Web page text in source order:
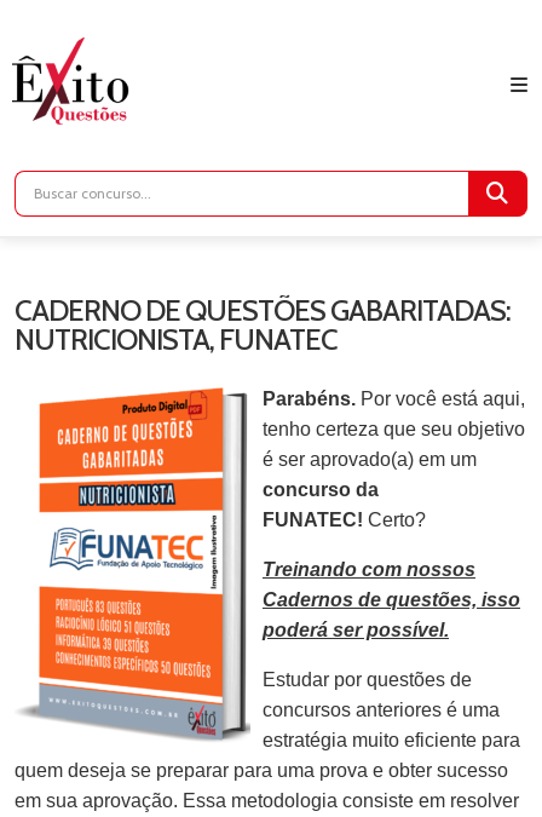
CADERNO DE QUESTÕES GABARITADAS:
NUTRICIONISTA, FUNATEC
Parabéns. Por você está aqui,
tenho certeza que seu objetivo
é ser aprovado(a) em um
concurso da
FUNATEC! Certo?
Treinando com nossos
Cadernos de questões, isso
poderá ser possível.
Estudar por questões de
concursos anteriores é uma
estratégia muito eficiente para
quem deseja se preparar para uma prova e obter sucesso
em sua aprovação. Essa metodologia consiste em resolver